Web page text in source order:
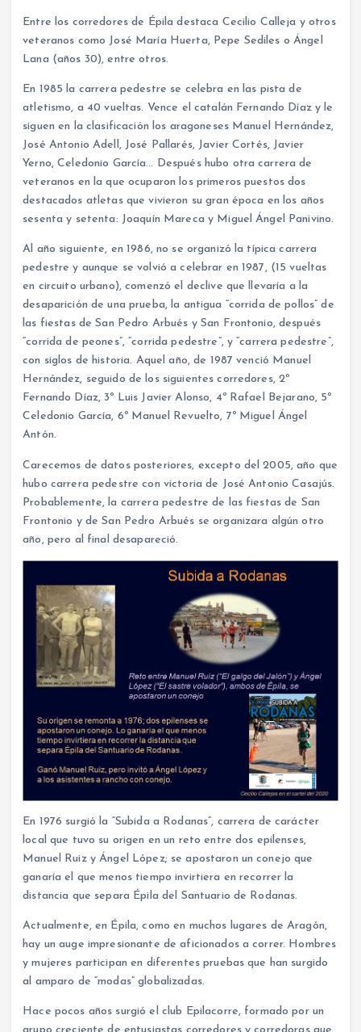
Entre los corredores de Épila destaca Cecilio Calleja y otros
veteranos como José María Huerta, Pepe Sediles o Ángel
Lana (años 30), entre otros.
En 1985 la carrera pedestre se celebra en las pista de
atletismo, a 40 vueltas. Vence el catalán Fernando Díaz y le
siguen en la clasificación los aragoneses Manuel Hernández,
José Antonio Adell, José Pallarés, Javier Cortés, Javier
Yerno, Celedonio García… Después hubo otra carrera de
veteranos en la que ocuparon los primeros puestos dos
destacados atletas que vivieron su gran época en los años
sesenta y setenta: Joaquín Mareca y Miguel Ángel Panivino.
Al año siguiente, en 1986, no se organizó la típica carrera
pedestre y aunque se volvió a celebrar en 1987, (15 vueltas
en circuito urbano), comenzó el declive que llevaría a la
desaparición de una prueba, la antigua “corrida de pollos” de
las fiestas de San Pedro Arbués y San Frontonio, después
“corrida de peones”, “corrida pedestre”, y “carrera pedestre”,
con siglos de historia. Aquel año, de 1987 venció Manuel
Hernández, seguido de los siguientes corredores, 2º
Fernando Díaz, 3º Luis Javier Alonso, 4º Rafael Bejarano, 5º
Celedonio García, 6º Manuel Revuelto, 7º Miguel Ángel
Antón.
Carecemos de datos posteriores, excepto del 2005, año que
hubo carrera pedestre con victoria de José Antonio Casajús.
Probablemente, la carrera pedestre de las fiestas de San
Frontonio y de San Pedro Arbués se organizara algún otro
año, pero al final desapareció.
En 1976 surgió la “Subida a Rodanas”, carrera de carácter
local que tuvo su origen en un reto entre dos epilenses,
Manuel Ruiz y Ángel López; se apostaron un conejo que
ganaría el que menos tiempo invirtiera en recorrer la
distancia que separa Épila del Santuario de Rodanas.
Actualmente, en Épila, como en muchos lugares de Aragón,
hay un auge impresionante de aficionados a correr. Hombres
y mujeres participan en diferentes pruebas que han surgido
al amparo de “modas” globalizadas.
Hace pocos años surgió el club Epilacorre, formado por un